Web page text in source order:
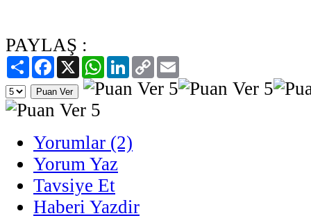
PAYLAŞ :
PaylaşFacebook
X WhatsAppLinkedIn
Copy
Link
Yorumlar (2)
Yorum Yaz
Tavsiye Et
Haberi Yazdir